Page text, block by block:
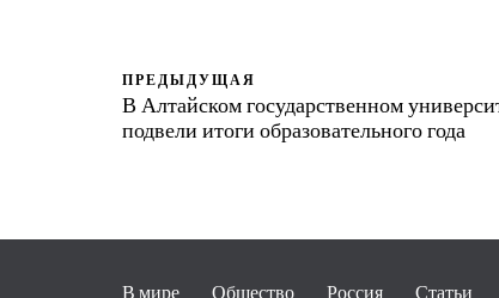
ПРЕДЫДУЩАЯ
В Алтайском государственном
подвели итоги образовательного года
В мире Общество Россия Статьи